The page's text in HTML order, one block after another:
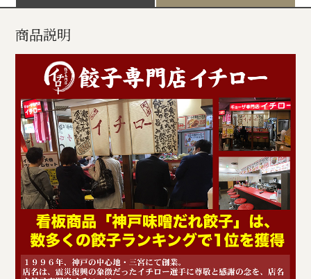
商品説明